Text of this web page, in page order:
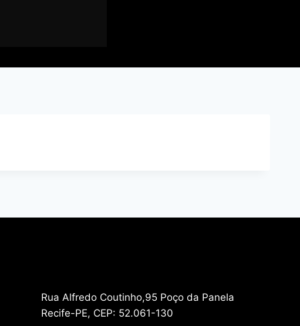
Rua Alfredo Coutinho,95 Poço da Panela
Recife-PE, CEP: 52.061-130